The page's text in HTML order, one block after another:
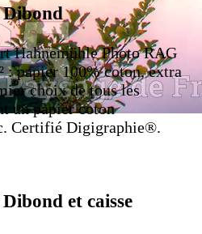
Dibond
Hahnemühle Photo RAG
: papier 100% coton, extra
choix de tous les
un papier coton
Certifié Digigraphie®.
et caisse